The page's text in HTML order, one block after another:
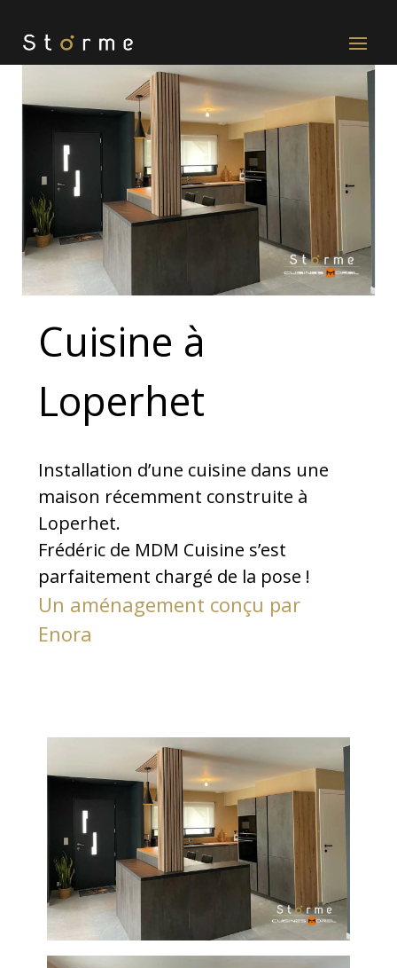
Cuisine à
Loperhet
Installation d’une cuisine dans une
maison récemment construite à
Loperhet.
Frédéric de MDM Cuisine s’est
parfaitement chargé de la pose !
Un aménagement conçu par
Enora